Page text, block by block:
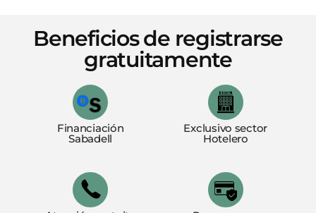
Beneficios de registrarse
gratuitamente
Financiación
Sabadell
Exclusivo sector
Hotelero